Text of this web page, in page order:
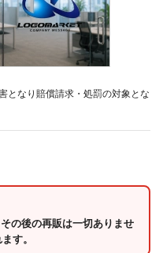
となり賠償請求・処罰の対象とな
の後の再販は一切ありませ
す。